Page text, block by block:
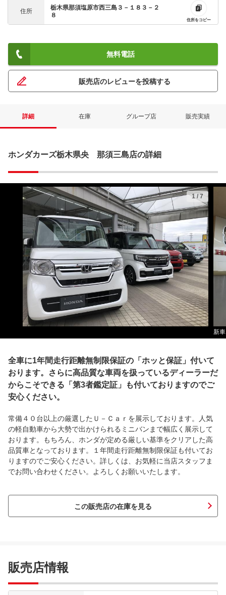
住所
栃木県那須塩原市西三島３－１８３－２
８
住所をコピー
無料電話
販売店のレビューを投稿する
詳細 在庫 グループ店 販売実績
ホンダカーズ栃木県央 那須三島店の詳細
1 / 7
新
全車に1年間走行距離無制限保証の「ホッと保証」付いて
おります。さらに高品質な車両を扱っているディーラーだ
からこそできる「第3者鑑定証」も付いておりますのでご
安心ください。
常備４０台以上の厳選したＵ－Ｃａｒを展示しております。人気
の軽自動車から大勢で出かけられるミニバンまで幅広く展示して
おります。もちろん、ホンダが定める厳しい基準をクリアした高
品質車となっております。１年間走行距離無制限保証も付いてお
りますのでご安心ください。詳しくは、お気軽に当店スタッフま
でお問い合わせください。よろしくお願いいたします。
この販売店の在庫を見る
販売店情報